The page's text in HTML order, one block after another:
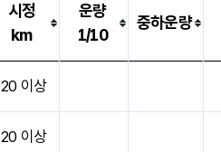
시정
km
운량
1/10
중하운량
20 이상
20 이상